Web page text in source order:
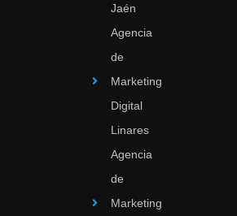
Jaén
Agencia
de
Marketing
Digital
Linares
Agencia
de
Marketing